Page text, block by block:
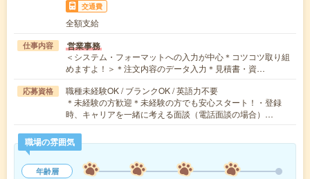
交通費
全額支給
仕事内容 営業事務
＜システム・フォーマットへの入力が中心＊コツコツ取り組
めますよ！＞＊注文内容のデータ入力＊見積書・資…
応募資格
職種未経験OK / ブランクOK / 英語力不要
＊未経験の方歓迎＊未経験の方でも安心スタート！・登録
時、キャリアを一緒に考える面談（電話面談の場合）…
職場の雰囲気
年齢層